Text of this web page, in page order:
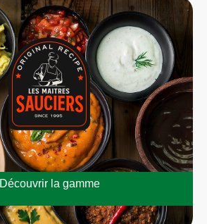
Découvrir la gamme